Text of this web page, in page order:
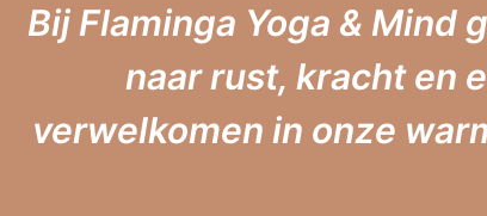
Bij Flaminga Yoga & Mind
naar rust, kracht en
verwelkomen in onze